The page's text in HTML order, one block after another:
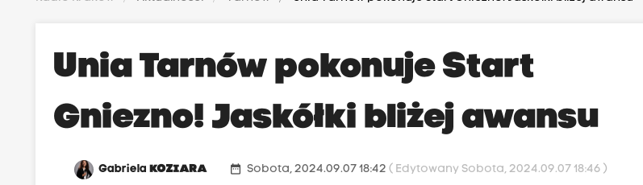
Unia Tarnów pokonuje Start
Gniezno! Jaskółki bliżej awansu
GabrielaKOZIARA date_range Sobota, 2024.09.07 18:42( Edytowany Sobota, 2024.09.07 18:46 )